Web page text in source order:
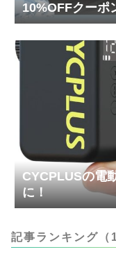
10%OFFクーポ
CYCPLUSの電
に！
記事ランキング（